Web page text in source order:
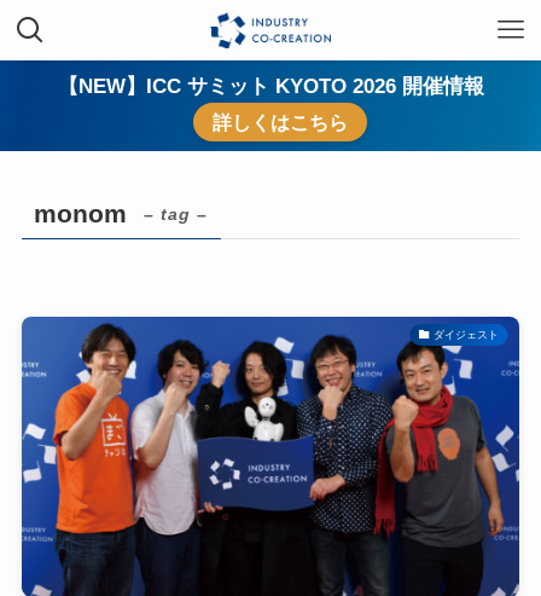
【NEW】ICC サミット KYOTO 2026 開催情報
詳しくはこちら
monom – tag –
ダイジェスト